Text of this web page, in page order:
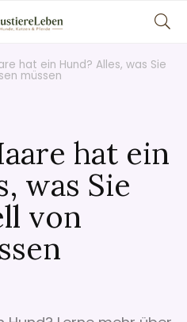
hat ein Hund? Alles, was Sie
müssen
hat ein
was Sie
von